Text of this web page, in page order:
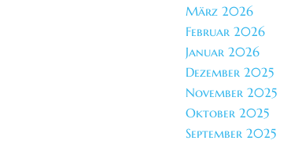
März 2026
Februar 2026
Januar 2026
Dezember 2025
November 2025
Oktober 2025
September 2025